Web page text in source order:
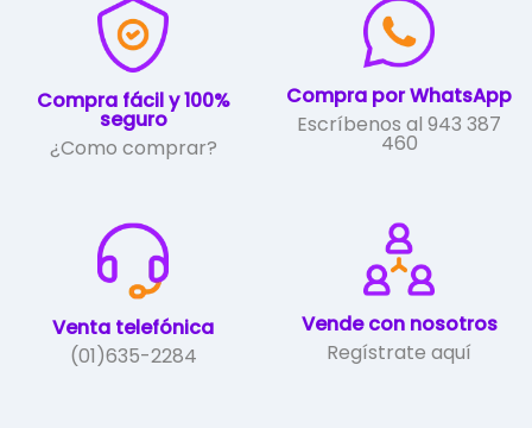
producto
Compra fácil y 100%
seguro
¿Como comprar?
Compra por WhatsApp
Escríbenos al 943 387
460
Venta telefónica
(01)635-2284
Vende con nosotros
Regístrate aquí